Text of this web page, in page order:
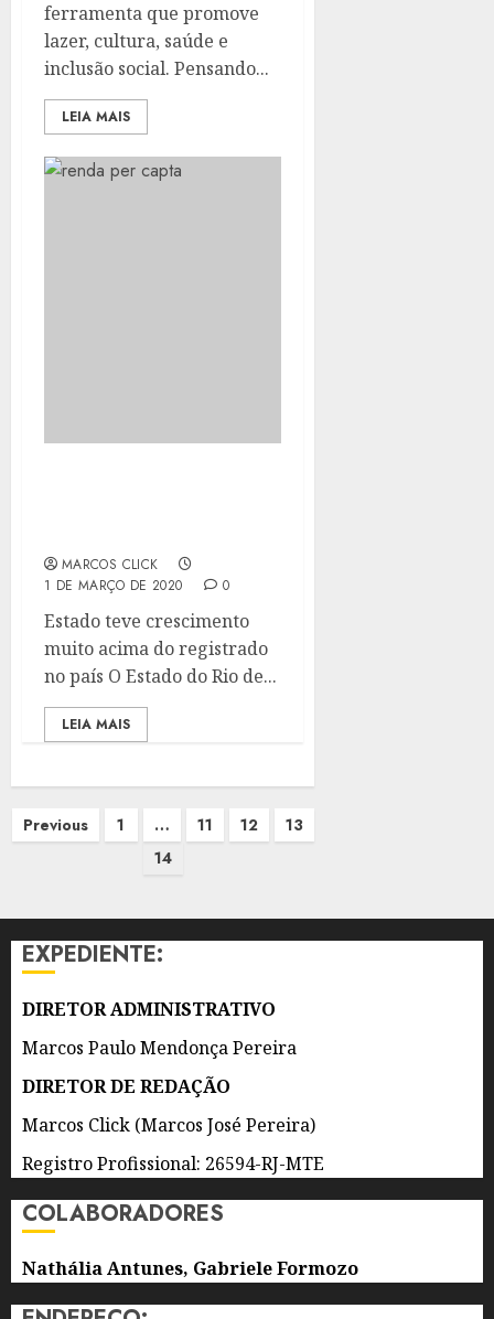
ferramenta que promove
lazer, cultura, saúde e
inclusão social. Pensando...
LEIA MAIS
MARCOS CLICK
1 DE MARÇO DE 2020
0
Estado teve crescimento
muito acima do registrado
no país O Estado do Rio de...
LEIA MAIS
Paginação
Previous 1 … 11 12
13
14
EXPEDIENTE:
DIRETOR ADMINISTRATIVO
Marcos Paulo Mendonça Pereira
DIRETOR DE REDAÇÃO
Marcos Click (Marcos José Pereira)
Registro Profissional: 26594-RJ-MTE
COLABORADORES
Nathália Antunes, Gabriele Formozo